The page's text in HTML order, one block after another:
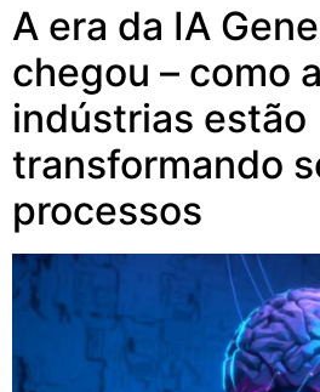
A era da IA
chegou – como
indústrias estão
transformando
processos